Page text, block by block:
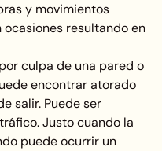
y movimientos
resultando en
culpa de una pared o
encontrar atorado
salir. Puede ser
Justo cuando la
puede ocurrir un